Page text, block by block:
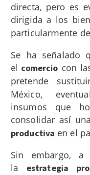
directa, pero es
dirigida a los
particularmente de
Se ha señalado
el comercio con
pretende
México,
insumos que
consolidar así
productiva en el
Sin embargo, a
la estrategia